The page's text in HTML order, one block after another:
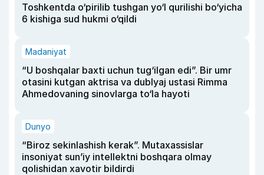
Toshkentda o‘pirilib tushgan yo‘l qurilishi bo‘yicha
6 kishiga sud hukmi o‘qildi
Madaniyat
“U boshqalar baxti uchun tug‘ilgan edi”. Bir umr
otasini kutgan aktrisa va dublyaj ustasi Rimma
Ahmedovaning sinovlarga to‘la hayoti
Dunyo
“Biroz sekinlashish kerak”. Mutaxassislar
insoniyat sun’iy intellektni boshqara olmay
qolishidan xavotir bildirdi